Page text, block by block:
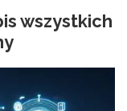
wszystkich